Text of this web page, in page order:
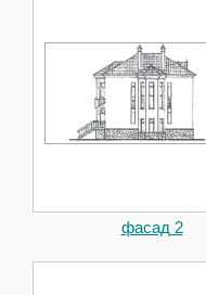
фасад 2